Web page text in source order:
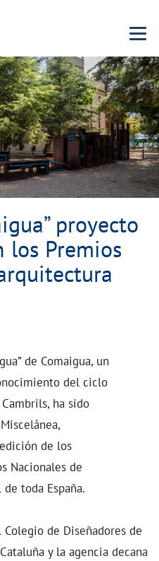
Menu
proyecto
los Premios
de Comaigua, un
del ciclo
ha sido
de los
Nacionales de
toda España.
de Diseñadores de
y la agencia decana